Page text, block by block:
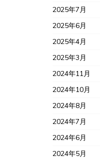
2025年7月
2025年6月
2025年4月
2025年3月
2024年11月
2024年10月
2024年8月
2024年7月
2024年6月
2024年5月